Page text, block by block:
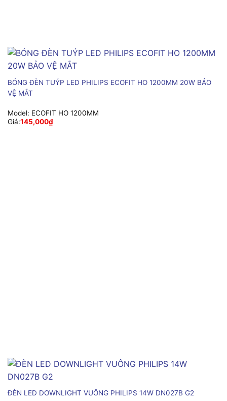
BÓNG ĐÈN TUÝP LED PHILIPS ECOFIT HO 1200MM 20W BẢO
VỆ MẮT
Model: ECOFIT HO 1200MM
Giá:145,000₫
ĐÈN LED DOWNLIGHT VUÔNG PHILIPS 14W DN027B G2